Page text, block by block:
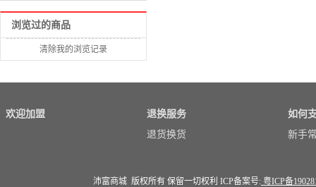
浏览过的商品
清除我的浏览记录
欢迎加盟
退换服务
退货换货
如何
新手
沛富商城 版权所有 保留一切权利 ICP备案号: 粤ICP备